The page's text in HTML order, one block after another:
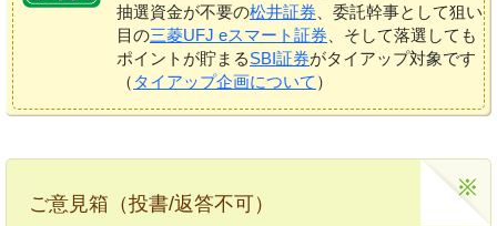
抽選資金が不要の松井証券 、委託幹事として狙い
目の三菱UFJ eスマート証券 、そして落選しても
ポイントが貯まるSBI証券がタイアップ対象です
（ タイアップ企画について ）
ご意見箱（投書/返答不可）